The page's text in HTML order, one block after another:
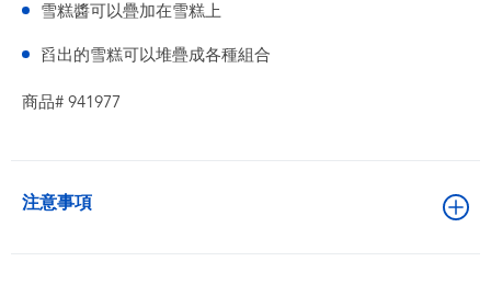
雪糕醬可以疊加在雪糕上
舀出的雪糕可以堆疊成各種組合
商品# 941977
注意事項